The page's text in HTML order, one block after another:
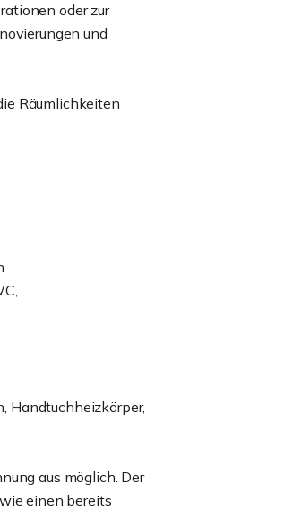
oder zur
und
Räumlichkeiten
Handtuchheizkörper,
aus möglich. Der
einen bereits